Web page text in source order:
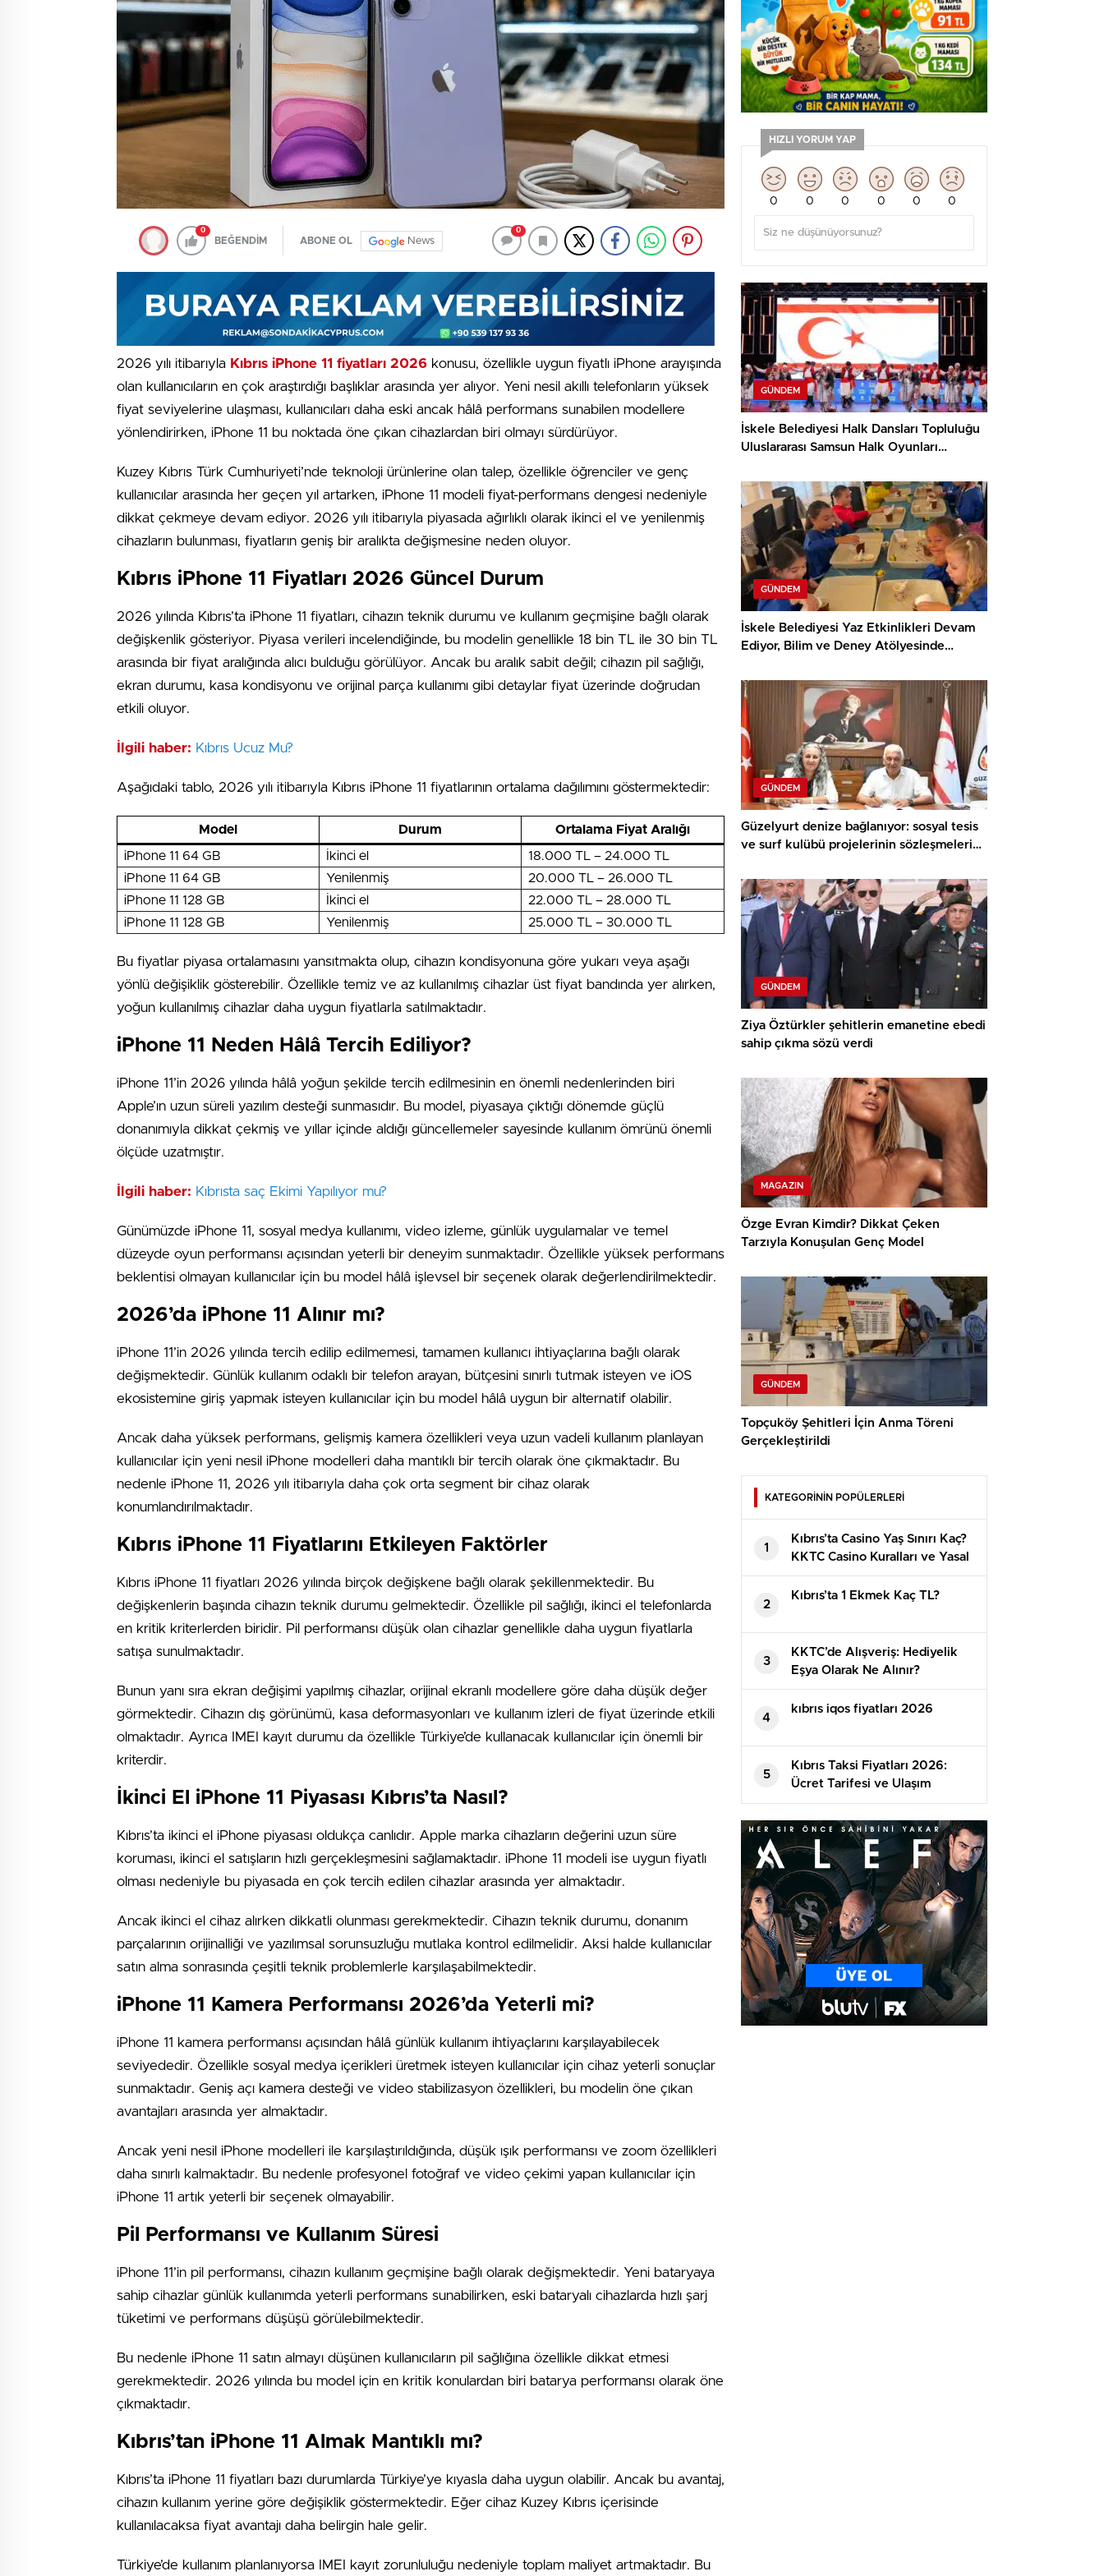
0
BEĞENDİM ABONE OL News
0
2026 yılı itibarıyla Kıbrıs iPhone 11 fiyatları 2026 konusu, özellikle uygun fiyatlı iPhone arayışında
olan kullanıcıların en çok araştırdığı başlıklar arasında yer alıyor. Yeni nesil akıllı telefonların yüksek
fiyat seviyelerine ulaşması, kullanıcıları daha eski ancak hâlâ performans sunabilen modellere
yönlendirirken, iPhone 11 bu noktada öne çıkan cihazlardan biri olmayı sürdürüyor.
Kuzey Kıbrıs Türk Cumhuriyeti’nde teknoloji ürünlerine olan talep, özellikle öğrenciler ve genç
kullanıcılar arasında her geçen yıl artarken, iPhone 11 modeli fiyat-performans dengesi nedeniyle
dikkat çekmeye devam ediyor. 2026 yılı itibarıyla piyasada ağırlıklı olarak ikinci el ve yenilenmiş
cihazların bulunması, fiyatların geniş bir aralıkta değişmesine neden oluyor.
Kıbrıs iPhone 11 Fiyatları 2026 Güncel Durum
2026 yılında Kıbrıs’ta iPhone 11 fiyatları, cihazın teknik durumu ve kullanım geçmişine bağlı olarak
değişkenlik gösteriyor. Piyasa verileri incelendiğinde, bu modelin genellikle 18 bin TL ile 30 bin TL
arasında bir fiyat aralığında alıcı bulduğu görülüyor. Ancak bu aralık sabit değil; cihazın pil sağlığı,
ekran durumu, kasa kondisyonu ve orijinal parça kullanımı gibi detaylar fiyat üzerinde doğrudan
etkili oluyor.
İlgili haber: Kıbrıs Ucuz Mu?
Aşağıdaki tablo, 2026 yılı itibarıyla Kıbrıs iPhone 11 fiyatlarının ortalama dağılımını göstermektedir:
Model Durum
Ortalama Fiyat Aralığı
iPhone 11 64 GB
İkinci el
18.000 TL – 24.000 TL
iPhone 11 64 GB
Yenilenmiş
20.000 TL – 26.000 TL
iPhone 11 128 GB
İkinci el
22.000 TL – 28.000 TL
iPhone 11 128 GB
Yenilenmiş 25.000 TL – 30.000 TL
Bu fiyatlar piyasa ortalamasını yansıtmakta olup, cihazın kondisyonuna göre yukarı veya aşağı
yönlü değişiklik gösterebilir. Özellikle temiz ve az kullanılmış cihazlar üst fiyat bandında yer alırken,
yoğun kullanılmış cihazlar daha uygun fiyatlarla satılmaktadır.
iPhone 11 Neden Hâlâ Tercih Ediliyor?
iPhone 11’in 2026 yılında hâlâ yoğun şekilde tercih edilmesinin en önemli nedenlerinden biri
Apple’ın uzun süreli yazılım desteği sunmasıdır. Bu model, piyasaya çıktığı dönemde güçlü
donanımıyla dikkat çekmiş ve yıllar içinde aldığı güncellemeler sayesinde kullanım ömrünü önemli
ölçüde uzatmıştır.
İlgili haber: Kıbrısta saç Ekimi Yapılıyor mu?
Günümüzde iPhone 11, sosyal medya kullanımı, video izleme, günlük uygulamalar ve temel
düzeyde oyun performansı açısından yeterli bir deneyim sunmaktadır. Özellikle yüksek performans
beklentisi olmayan kullanıcılar için bu model hâlâ işlevsel bir seçenek olarak değerlendirilmektedir.
2026’da iPhone 11 Alınır mı?
iPhone 11’in 2026 yılında tercih edilip edilmemesi, tamamen kullanıcı ihtiyaçlarına bağlı olarak
değişmektedir. Günlük kullanım odaklı bir telefon arayan, bütçesini sınırlı tutmak isteyen ve iOS
ekosistemine giriş yapmak isteyen kullanıcılar için bu model hâlâ uygun bir alternatif olabilir.
Ancak daha yüksek performans, gelişmiş kamera özellikleri veya uzun vadeli kullanım planlayan
kullanıcılar için yeni nesil iPhone modelleri daha mantıklı bir tercih olarak öne çıkmaktadır. Bu
nedenle iPhone 11, 2026 yılı itibarıyla daha çok orta segment bir cihaz olarak
konumlandırılmaktadır.
Kıbrıs iPhone 11 Fiyatlarını Etkileyen Faktörler
Kıbrıs iPhone 11 fiyatları 2026 yılında birçok değişkene bağlı olarak şekillenmektedir. Bu
değişkenlerin başında cihazın teknik durumu gelmektedir. Özellikle pil sağlığı, ikinci el telefonlarda
en kritik kriterlerden biridir. Pil performansı düşük olan cihazlar genellikle daha uygun fiyatlarla
satışa sunulmaktadır.
Bunun yanı sıra ekran değişimi yapılmış cihazlar, orijinal ekranlı modellere göre daha düşük değer
görmektedir. Cihazın dış görünümü, kasa deformasyonları ve kullanım izleri de fiyat üzerinde etkili
olmaktadır. Ayrıca IMEI kayıt durumu da özellikle Türkiye’de kullanacak kullanıcılar için önemli bir
kriterdir.
İkinci El iPhone 11 Piyasası Kıbrıs’ta Nasıl?
Kıbrıs’ta ikinci el iPhone piyasası oldukça canlıdır. Apple marka cihazların değerini uzun süre
koruması, ikinci el satışların hızlı gerçekleşmesini sağlamaktadır. iPhone 11 modeli ise uygun fiyatlı
olması nedeniyle bu piyasada en çok tercih edilen cihazlar arasında yer almaktadır.
Ancak ikinci el cihaz alırken dikkatli olunması gerekmektedir. Cihazın teknik durumu, donanım
parçalarının orijinalliği ve yazılımsal sorunsuzluğu mutlaka kontrol edilmelidir. Aksi halde kullanıcılar
satın alma sonrasında çeşitli teknik problemlerle karşılaşabilmektedir.
iPhone 11 Kamera Performansı 2026’da Yeterli mi?
iPhone 11 kamera performansı açısından hâlâ günlük kullanım ihtiyaçlarını karşılayabilecek
seviyededir. Özellikle sosyal medya içerikleri üretmek isteyen kullanıcılar için cihaz yeterli sonuçlar
sunmaktadır. Geniş açı kamera desteği ve video stabilizasyon özellikleri, bu modelin öne çıkan
avantajları arasında yer almaktadır.
Ancak yeni nesil iPhone modelleri ile karşılaştırıldığında, düşük ışık performansı ve zoom özellikleri
daha sınırlı kalmaktadır. Bu nedenle profesyonel fotoğraf ve video çekimi yapan kullanıcılar için
iPhone 11 artık yeterli bir seçenek olmayabilir.
Pil Performansı ve Kullanım Süresi
iPhone 11’in pil performansı, cihazın kullanım geçmişine bağlı olarak değişmektedir. Yeni bataryaya
sahip cihazlar günlük kullanımda yeterli performans sunabilirken, eski bataryalı cihazlarda hızlı şarj
tüketimi ve performans düşüşü görülebilmektedir.
Bu nedenle iPhone 11 satın almayı düşünen kullanıcıların pil sağlığına özellikle dikkat etmesi
gerekmektedir. 2026 yılında bu model için en kritik konulardan biri batarya performansı olarak öne
çıkmaktadır.
Kıbrıs’tan iPhone 11 Almak Mantıklı mı?
Kıbrıs’ta iPhone 11 fiyatları bazı durumlarda Türkiye’ye kıyasla daha uygun olabilir. Ancak bu avantaj,
cihazın kullanım yerine göre değişiklik göstermektedir. Eğer cihaz Kuzey Kıbrıs içerisinde
kullanılacaksa fiyat avantajı daha belirgin hale gelir.
Türkiye’de kullanım planlanıyorsa IMEI kayıt zorunluluğu nedeniyle toplam maliyet artmaktadır. Bu
HIZLI YORUM YAP
0 0 0 0 0 0
GÜNDEM
İskele Belediyesi Halk Dansları Topluluğu
Uluslararası Samsun Halk Oyunları
Ediyor
GÜNDEM
İskele Belediyesi Yaz Etkinlikleri Devam
Ediyor, Bilim ve Deney Atölyesinde
GÜNDEM
Güzelyurt denize bağlanıyor: sosyal tesis
ve surf kulübü projelerinin sözleşmeleri
GÜNDEM
Ziya Öztürkler şehitlerin emanetine ebedi
sahip çıkma sözü verdi
MAGAZIN
Özge Evran Kimdir? Dikkat Çeken
Tarzıyla Konuşulan Genç Model
GÜNDEM
Topçuköy Şehitleri İçin Anma Töreni
Gerçekleştirildi
KATEGORİNİN POPÜLERLERİ
1
Kıbrıs’ta Casino Yaş Sınırı Kaç?
KKTC Casino Kuralları ve Yasal
Detaylar
2
Kıbrıs’ta 1 Ekmek Kaç TL?
3
KKTC’de Alışveriş: Hediyelik
Eşya Olarak Ne Alınır?
4
⁠kıbrıs iqos fiyatları 2026
5
Kıbrıs Taksi Fiyatları 2026:
Ücret Tarifesi ve Ulaşım
Rehberi